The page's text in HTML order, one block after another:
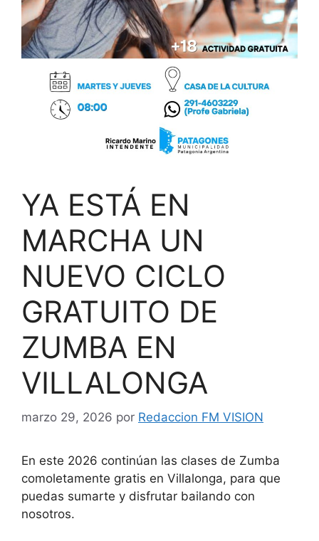
YA ESTÁ EN
MARCHA UN
NUEVO CICLO
GRATUITO DE
ZUMBA EN
VILLALONGA
marzo 29, 2026 por Redaccion FM VISION
En este 2026 continúan las clases de Zumba
comoletamente gratis en Villalonga, para que
puedas sumarte y disfrutar bailando con
nosotros.